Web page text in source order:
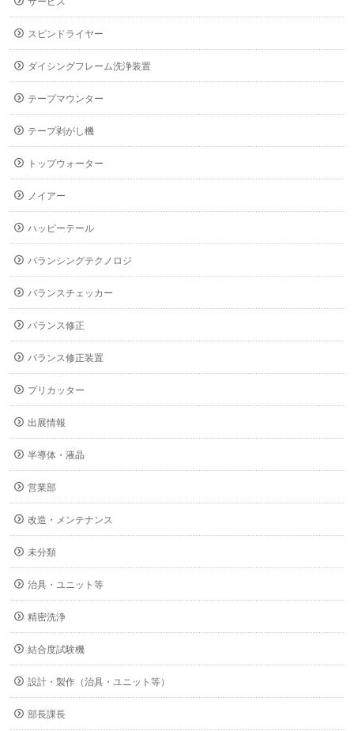
スピンドライヤー
ダイシングフレーム洗浄装置
テープマウンター
テープ剥がし機
トップウォーター
ノイアー
ハッピーテール
バランシングテクノロジ
バランスチェッカー
バランス修正
バランス修正装置
プリカッター
出展情報
半導体・液晶
営業部
改造・メンテナンス
未分類
治具・ユニット等
精密洗浄
結合度試験機
設計・製作（治具・ユニット等）
部長課長